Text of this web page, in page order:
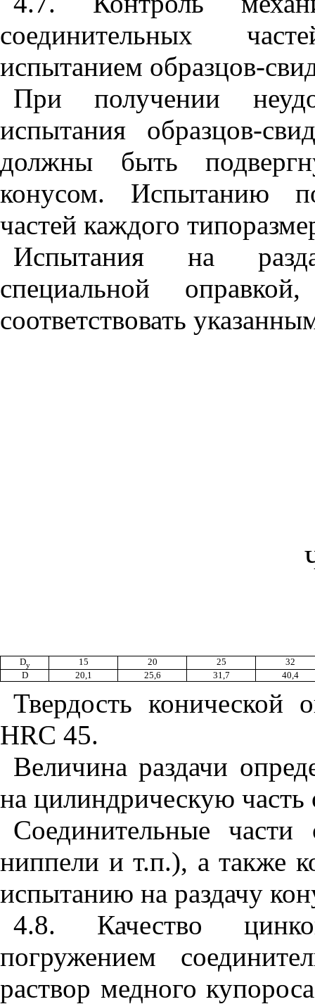
соединительных
испытанием образцов-
При получении
испытания образцов-
должны быть
конусом. Испытанию
частей каждого
Испытания на
специальной
соответствовать
Dy 15 20 25
32
D
20,1 25,6 31,7 40,4
Твердость
HRC 45.
Величина раздачи
на цилиндрическую часть
Соединительные
ниппели и т.п.), а также
испытанию на раздачу
4.8. Качество
погружением
раствор медного